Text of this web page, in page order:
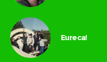
Eureca!